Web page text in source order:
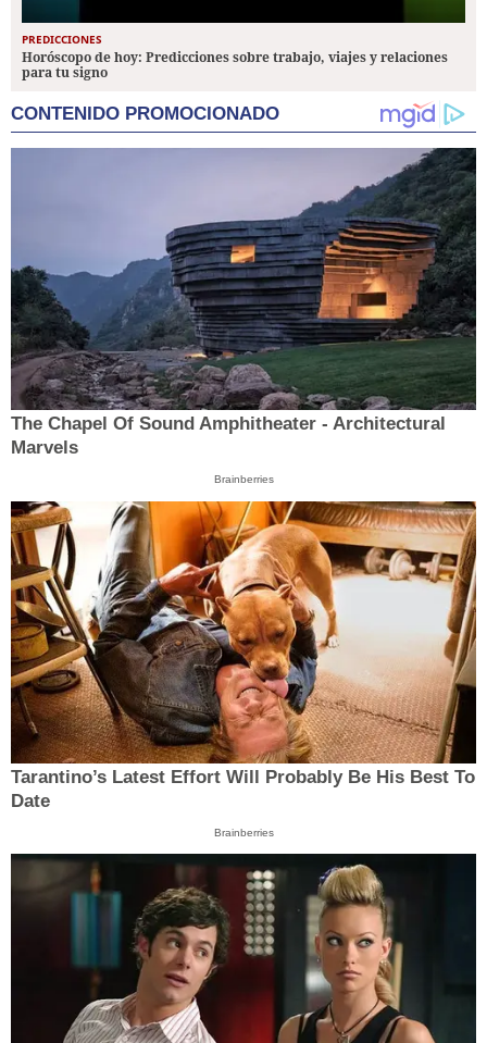
PREDICCIONES
Horóscopo de hoy: Predicciones sobre trabajo, viajes y relaciones
para tu signo
CONTENIDO PROMOCIONADO
The Chapel Of Sound Amphitheater - Architectural
Marvels
Brainberries
Tarantino’s Latest Effort Will Probably Be His Best To
Date
Brainberries